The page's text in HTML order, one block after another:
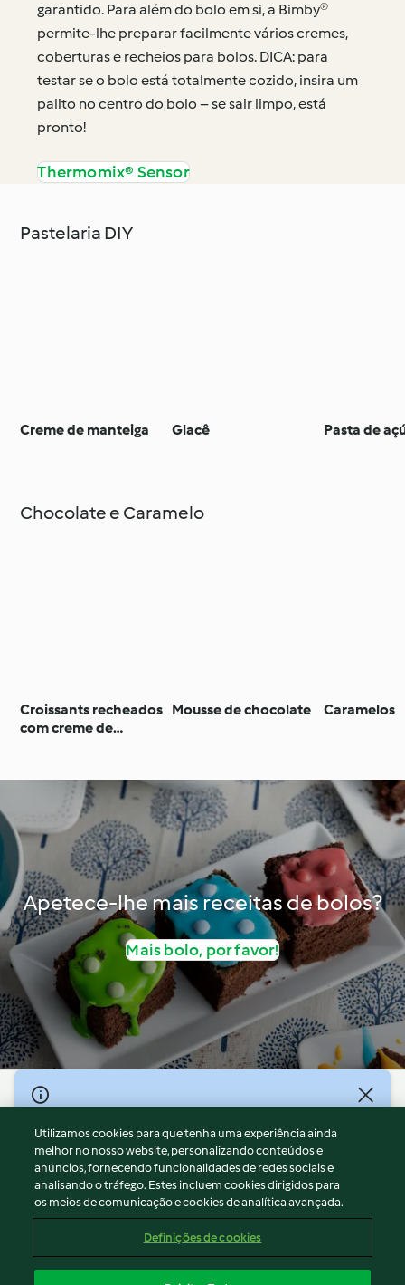
garantido. Para além do bolo em si, a Bimby®
permite-lhe preparar facilmente vários cremes,
coberturas e recheios para bolos. DICA: para
testar se o bolo está totalmente cozido, insira um
palito no centro do bolo – se sair limpo, está
pronto!
Thermomix® Sensor
Pastelaria DIY
Creme de manteiga Glacê Pasta de
Chocolate e Caramelo
Croissants recheados
com creme de
Mousse de chocolate Caramelos
Apetece-lhe mais receitas de bolos?
Mais bolo, por favor!
© Copyright 2026
Termos de Utilização
Aviso sobre Proteção de Dados
Aviso
Apoio legal
Conteúdo do relatório
Utilizamos cookies para que tenha uma experiência ainda
melhor no nosso website, personalizando conteúdos e
anúncios, fornecendo funcionalidades de redes sociais e
analisando o tráfego. Estes incluem cookies dirigidos para
os meios de comunicação e cookies de analítica avançada.
Definições de cookies